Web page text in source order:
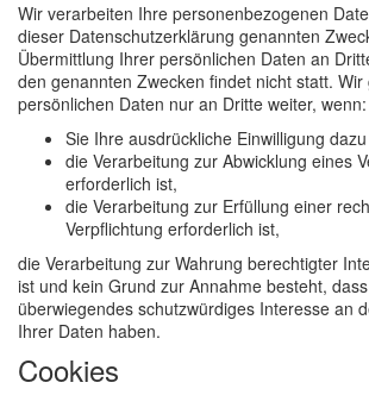
Wir verarbeiten Ihre personenbezogenen
dieser Datenschutzerklärung genannten
Übermittlung Ihrer persönlichen Daten an
den genannten Zwecken findet nicht statt.
persönlichen Daten nur an Dritte weiter, wenn:
Sie Ihre ausdrückliche Einwilligung
die Verarbeitung zur Abwicklung eines
erforderlich ist,
die Verarbeitung zur Erfüllung einer
Verpflichtung erforderlich ist,
die Verarbeitung zur Wahrung berechtigter
ist und kein Grund zur Annahme besteht,
überwiegendes schutzwürdiges Interesse an
Ihrer Daten haben.
Cookies